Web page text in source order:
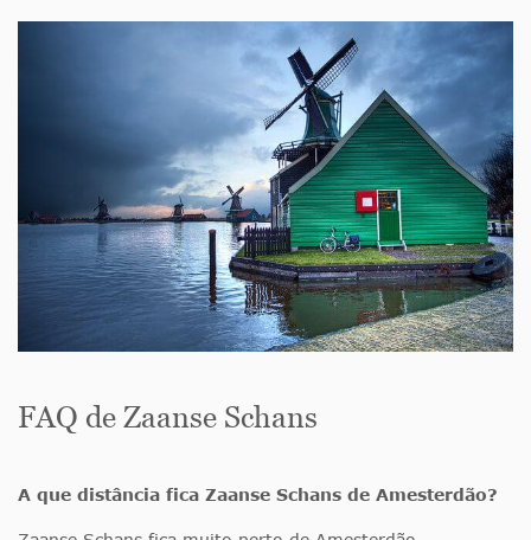
FAQ de Zaanse Schans
A que distância fica Zaanse Schans de Amesterdão?